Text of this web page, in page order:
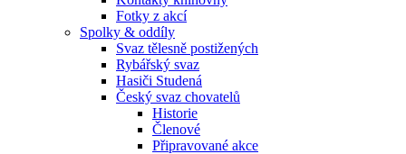
Fotky z akcí
Spolky & oddíly
Svaz tělesně postižených
Rybářský svaz
Hasiči Studená
Český svaz chovatelů
Historie
Členové
Připravované akce